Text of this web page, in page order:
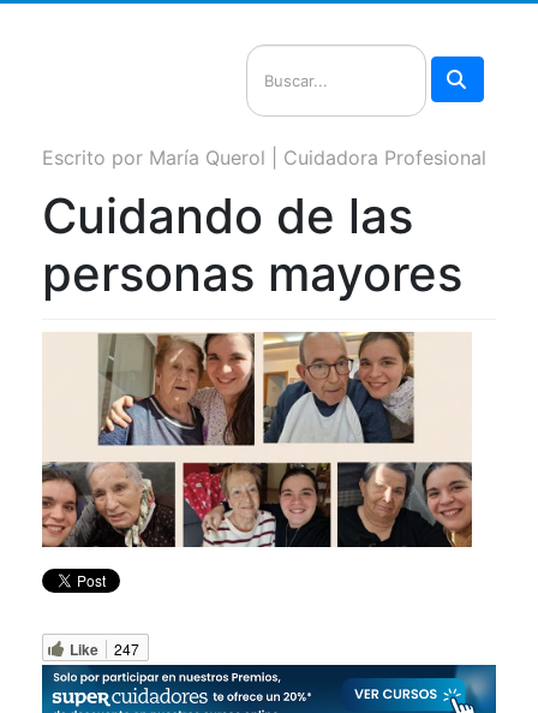
Escrito por María Querol | Cuidadora Profesional
Cuidando de las
personas mayores
Like 247